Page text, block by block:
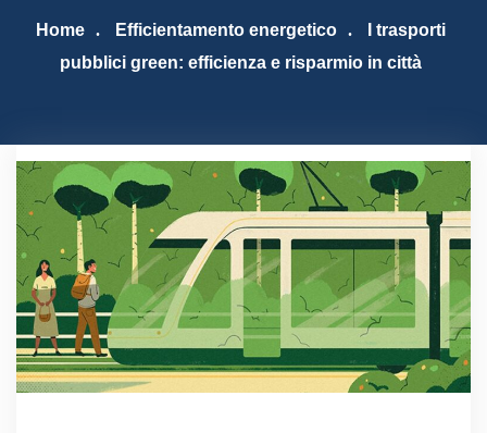
Home Efficientamento energetico
I trasporti
pubblici green: efficienza e risparmio in città